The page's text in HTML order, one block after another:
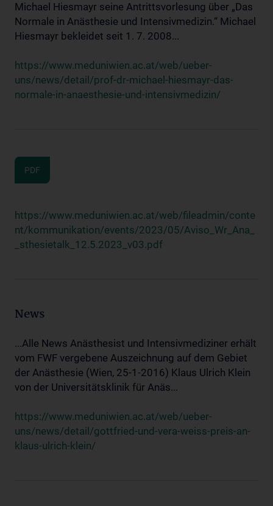
Michael Hiesmayr seine Antrittsvorlesung über „Das
Normale in Anästhesie und Intensivmedizin.“ Michael
Hiesmayr bekleidet seit 1. 7. 2008...
https://www.meduniwien.ac.at/web/ueber-
uns/news/detail/prof-dr-michael-hiesmayr-das-
normale-in-anaesthesie-und-intensivmedizin/
PDF
https://www.meduniwien.ac.at/web/fileadmin/conte
nt/kommunikation/events/2023/05/Aviso_Wr_Ana_
_sthesietalk_12.5.2023_v03.pdf
News
...Alle News Anästhesist und Intensivmediziner erhält
vom FWF vergebene Auszeichnung auf dem Gebiet
der Anästhesie (Wien, 25-1-2016) Klaus Ulrich Klein
von der Universitätsklinik für Anäs...
https://www.meduniwien.ac.at/web/ueber-
uns/news/detail/gottfried-und-vera-weiss-preis-an-
klaus-ulrich-klein/